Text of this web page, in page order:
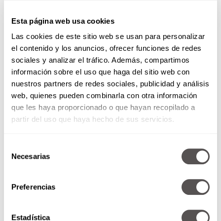
Esta página web usa cookies
Las cookies de este sitio web se usan para personalizar
el contenido y los anuncios, ofrecer funciones de redes
sociales y analizar el tráfico. Además, compartimos
información sobre el uso que haga del sitio web con
nuestros partners de redes sociales, publicidad y análisis
web, quienes pueden combinarla con otra información
que les haya proporcionado o que hayan recopilado a
partir del uso que haya hecho de sus servicios.
Necesarias
Preferencias
Estadística
juntos sobre el tiempo de pantalla.
actividades donde el celular no sea el
protagonista, como salir a caminar, cocinar
juntos o tener una cita sin pantallas. La
clave esreconectarsin distracciones.
Pon el ejemplo. Si tú también usas mucho el
celular, el cambio tiene que ser de los dos
lados. Modelar el comportamiento que
quieres ver ayuda a ser coherente yfacilita
Identifiquen qué hay detrás. A veces el uso
excesivo del celular es
Hablar de esto puede ayudarlos a ver cuáles